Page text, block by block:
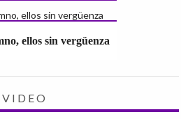
ellos sin vergüenza
VIDEO